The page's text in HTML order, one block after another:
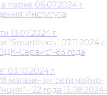
парке 06.07.2024 г.
Института
13.07.2024 г.
07.11.2024 г.
Сервис"-83 года
03.10.2024 г.
магазинам сети чайно-
- 22 года 15.08.2024-